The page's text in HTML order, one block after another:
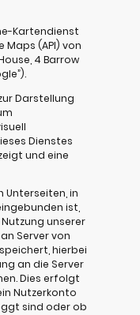
Kartendienst
(API) von
4 Barrow
Darstellung
Dienstes
und eine
Unterseiten, in
ist,
unserer
Server von
hierbei
an die Server
Dies erfolgt
Nutzerkonto
sind oder ob